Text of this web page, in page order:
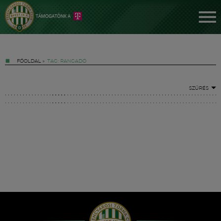
FŐOLDAL » TAG: RANGADÓ
SZŰRÉS
Hírek